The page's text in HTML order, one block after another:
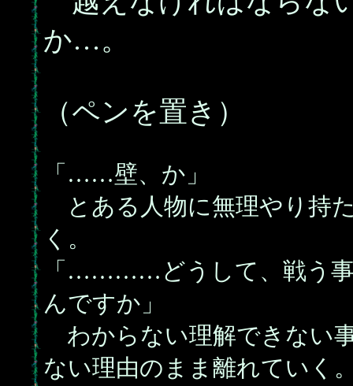
か…。
（ペンを置き）
「……壁、か」
とある人物に無理やり持
く。
「…………どうして、戦う
んですか」
わからない理解できない
ない理由のまま離れていく